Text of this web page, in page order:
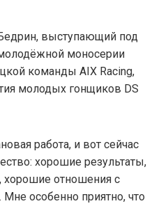
выступающий под
моносерии
команды AIX Racing,
молодых гонщиков DS
работа, и вот сейчас
хорошие результаты,
хорошие отношения с
особенно приятно, что